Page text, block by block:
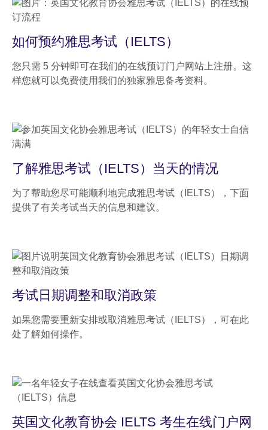
如何预约雅思考试（IELTS）
您只需 5 分钟即可在我们的在线预订门户网站上注册。这
样您就可以免费使用我们的独家雅思备考资料。
了解雅思考试（IELTS）当天的情况
为了帮助您尽可能顺利地完成雅思考试（IELTS），下面
提供了有关考试当天的信息和建议。
考试日期调整和取消政策
如果您需要重新安排或取消雅思考试（IELTS），可在此
处了解如何操作。
英国文化教育协会 IELTS 考生在线门户网